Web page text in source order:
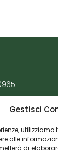
Gestisci
alle
di